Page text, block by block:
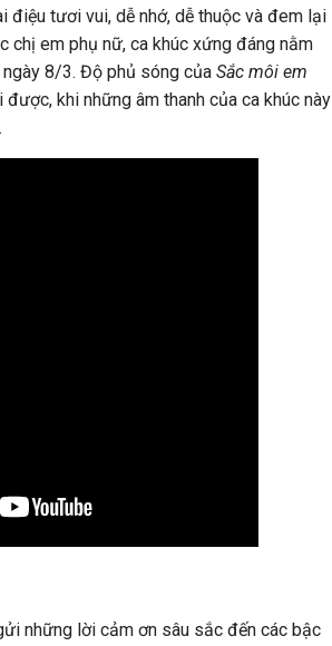
điệu tươi vui, dễ nhớ, dễ thuộc và đem lại
em phụ nữ, ca khúc xứng đáng nằm
8/3. Độ phủ sóng của Sắc môi em
khi những âm thanh của ca khúc này
những lời cảm ơn sâu sắc đến các bậc